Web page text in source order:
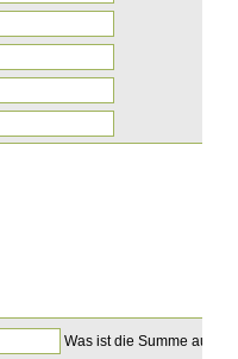
Was ist die Summe aus 3